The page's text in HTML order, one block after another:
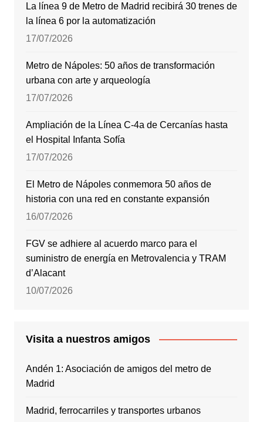
La línea 9 de Metro de Madrid recibirá 30 trenes de
la línea 6 por la automatización
17/07/2026
Metro de Nápoles: 50 años de transformación
urbana con arte y arqueología
17/07/2026
Ampliación de la Línea C-4a de Cercanías hasta
el Hospital Infanta Sofía
17/07/2026
El Metro de Nápoles conmemora 50 años de
historia con una red en constante expansión
16/07/2026
FGV se adhiere al acuerdo marco para el
suministro de energía en Metrovalencia y TRAM
d’Alacant
10/07/2026
Visita a nuestros amigos
Andén 1: Asociación de amigos del metro de
Madrid
Madrid, ferrocarriles y transportes urbanos